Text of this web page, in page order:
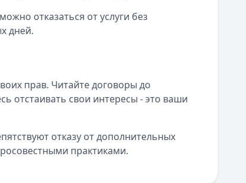
отказаться от услуги без
дней.
прав. Читайте договоры до
отстаивать свои интересы - это ваши
отказу от дополнительных
практиками.